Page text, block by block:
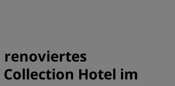
renoviertes
Collection Hotel im